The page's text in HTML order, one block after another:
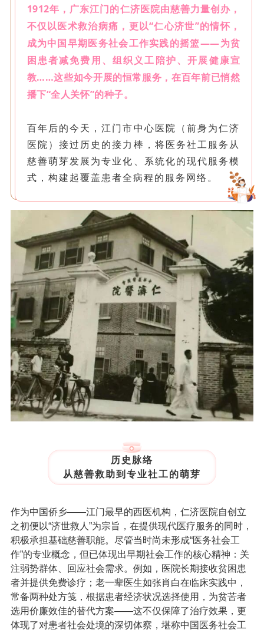
1912年，广东江门的仁济医院由慈善力量创办，
不仅以医术救治病痛，更以“仁心济世”的情怀，
成为中国早期医务社会工作实践的摇篮——为贫
困患者减免费用、组织义工陪护、开展健康宣
教……这些如今开展的恒常服务，在百年前已悄然
播下“全人关怀”的种子。
百年后的今天，江门市中心医院（前身为仁济
医院）接过历史的接力棒，将医务社工服务从
慈善萌芽发展为专业化、系统化的现代服务模
式，构建起覆盖患者全病程的服务网络。
历史脉络
从慈善救助到专业社工的萌芽
作为中国侨乡——江门最早的西医机构，仁济医院自创立
之初便以“济世救人”为宗旨，在提供现代医疗服务的同时，
积极承担基础慈善职能。尽管当时尚未形成“医务社会工
作”的专业概念 ， 但已体现出早期社会工作的核心精神：关
注弱势群体、回应社会需求。例如，医院长期接收贫困患
者并提供免费诊疗；老一辈医生如张肖白在临床实践中，
常备两种处方笺，根据患者经济状况选择使用，为贫苦者
选用价廉效佳的替代方案——这不仅保障了治疗效果，更
体现了对患者社会处境的深切体察，堪称中国医务社会工